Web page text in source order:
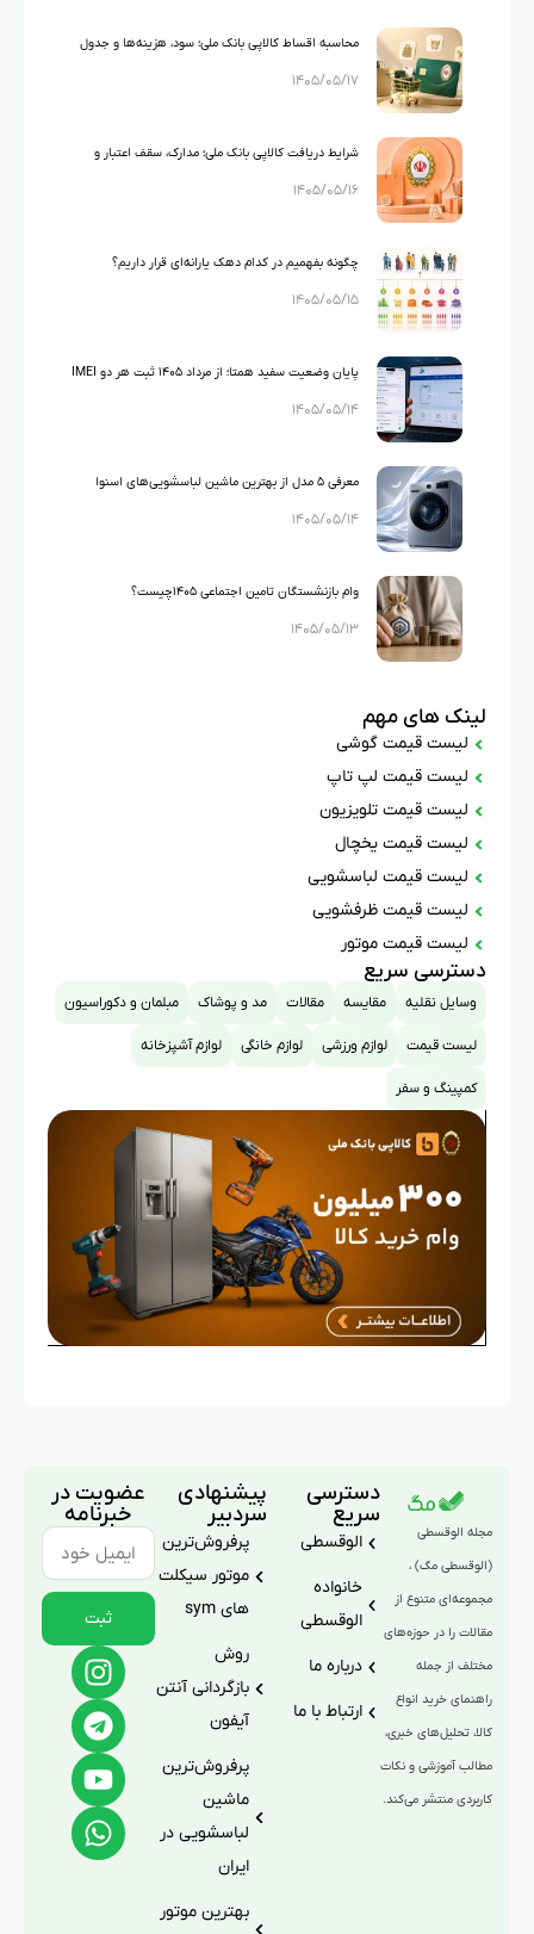
محاسبه اقساط کالاپی بانک ملی؛ سود، هزینه‌ها و جدول
اقساط ۱۰۰ تا ۳۰۰ میلیون تومان
۱۴۰۵/۰۵/۱۷
شرایط دریافت کالاپی بانک ملی؛ مدارک، سقف اعتبار و
شرایط متقاضی
۱۴۰۵/۰۵/۱۶
چگونه بفهمیم در کدام دهک یارانه‌ای قرار داریم؟
راهنمای کامل استعلام دهک بندی یارانه
۱۴۰۵/۰۵/۱۵
پایان وضعیت سفید همتا؛ از مرداد ۱۴۰۵ ثبت هر دو IMEI
گوشی‌های دو سیم‌کارته الزامی شد
۱۴۰۵/۰۵/۱۴
معرفی ۵ مدل از بهترین ماشین لباسشویی‌های اسنوا
۱۴۰۵/۰۵/۱۴
وام بازنشستگان تامین اجتماعی ۱۴۰۵چیست؟
۱۴۰۵/۰۵/۱۳
لینک های مهم
لیست قیمت گوشی
لیست قیمت لپ تاپ
لیست قیمت تلویزیون
لیست قیمت یخچال
لیست قیمت لباسشویی
لیست قیمت ظرفشویی
لیست قیمت موتور
دسترسی سریع
وسایل نقلیه مقایسه مقالات مد و پوشاک مبلمان و دکوراسیون
لیست قیمت لوازم ورزشی لوازم خانگی لوازم آشپزخانه
کمپینگ و سفر
مجله الوقسطی
(الوقسطی مگ) ،
مجموعه‌ای متنوع از
مقالات را در حوزه‌های
مختلف از جمله
راهنمای خرید انواع
کالا، تحلیل‌های خبری،
مطالب آموزشی و نکات
کاربردی منتشر می‌کند.
دسترسی
سریع
الوقسطی
خانواده
الوقسطی
درباره ما
ارتباط با ما
پیشنهادی
سردبیر
پرفروش‌ترین
موتور سیکلت
های sym
روش
بازگردانی آنتن
آیفون
پرفروش‌ترین
ماشین
لباسشویی در
ایران
بهترین موتور
عضویت در
خبرنامه
ثبت